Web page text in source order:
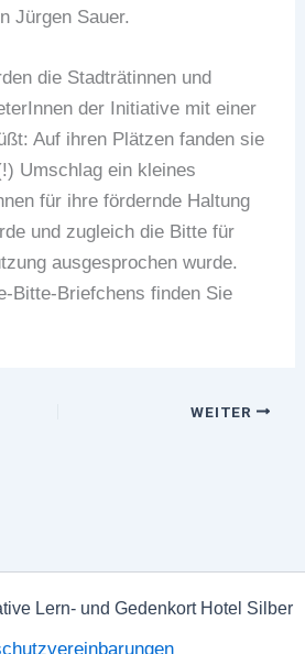
Jürgen Sauer.
die Stadträtinnen und
der Initiative mit einer
Auf ihren Plätzen fanden sie
Umschlag ein kleines
für ihre fördernde Haltung
und zugleich die Bitte für
ausgesprochen wurde.
Bitte-Briefchens finden Sie
WEITER
Lern- und Gedenkort Hotel Silber